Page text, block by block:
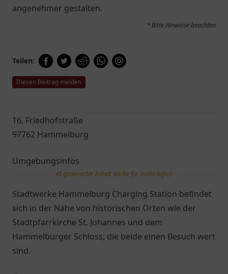
angenehmer gestalten.
* Bitte Hinweise beachten
Teilen:
Diesen Beitrag melden
16, Friedhofstraße
97762 Hammelburg
Umgebungsinfos
KI generierter Inhalt (klicke für mehr Infos)
Stadtwerke Hammelburg Charging Station befindet
sich in der Nähe von historischen Orten wie der
Stadtpfarrkirche St. Johannes und dem
Hammelburger Schloss, die beide einen Besuch wert
sind.